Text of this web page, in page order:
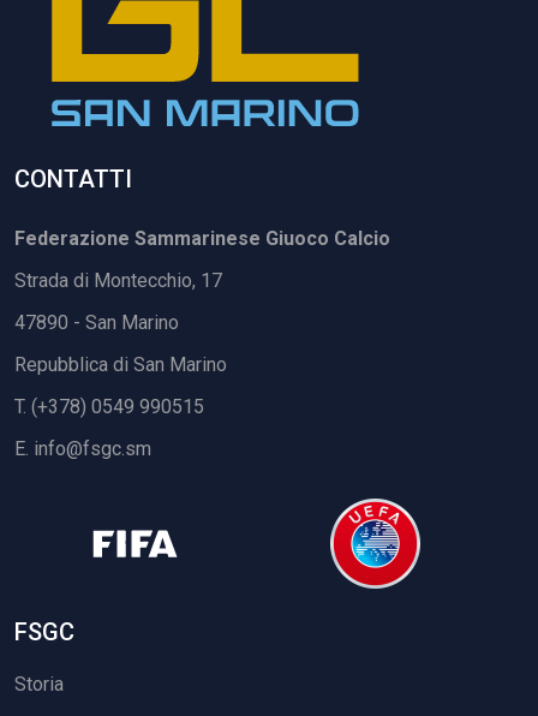
CONTATTI
Federazione Sammarinese Giuoco Calcio
Strada di Montecchio, 17
47890 - San Marino
Repubblica di San Marino
T. (+378) 0549 990515
E. info@fsgc.sm
FSGC
Storia